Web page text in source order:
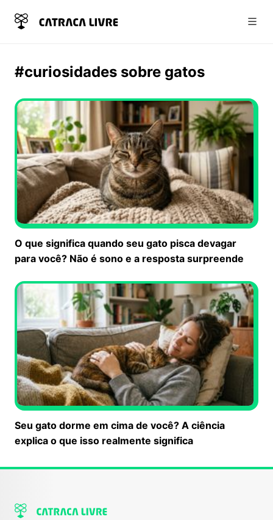
#curiosidades sobre gatos
O que significa quando seu gato pisca devagar
para você? Não é sono e a resposta surpreende
Seu gato dorme em cima de você? A ciência
explica o que isso realmente significa